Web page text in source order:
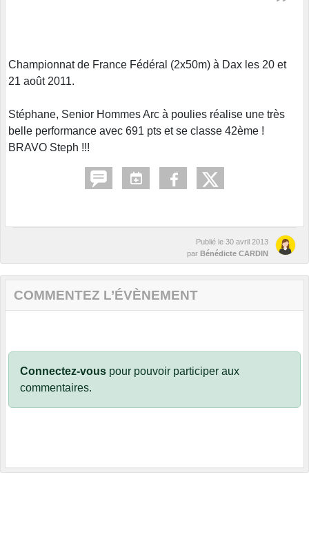
Championnat de France Fédéral (2x50m) à Dax les 20 et
21 août 2011.
Stéphane, Senior Hommes Arc à poulies réalise une très
belle performance avec 691 pts et se classe 42ème !
BRAVO Steph !!!
Publié le 30 avril 2013
par Bénédicte CARDIN
COMMENTEZ L’ÉVÈNEMENT
Connectez-vous pour pouvoir participer aux
commentaires.